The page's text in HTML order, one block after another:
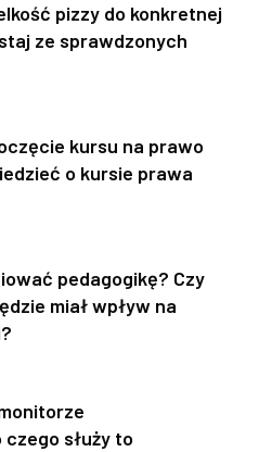
pizzy do konkretnej
ze sprawdzonych
kursu na prawo
o kursie prawa
pedagogikę? Czy
miał wpływ na
służy to